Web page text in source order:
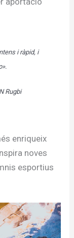
i ràpid, i
Rugbi
enriqueix
noves
esportius